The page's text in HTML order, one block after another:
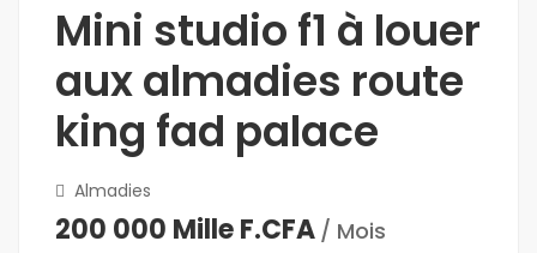
Mini studio f1 à louer
aux almadies route
king fad palace
Almadies
200 000 Mille F.CFA / Mois